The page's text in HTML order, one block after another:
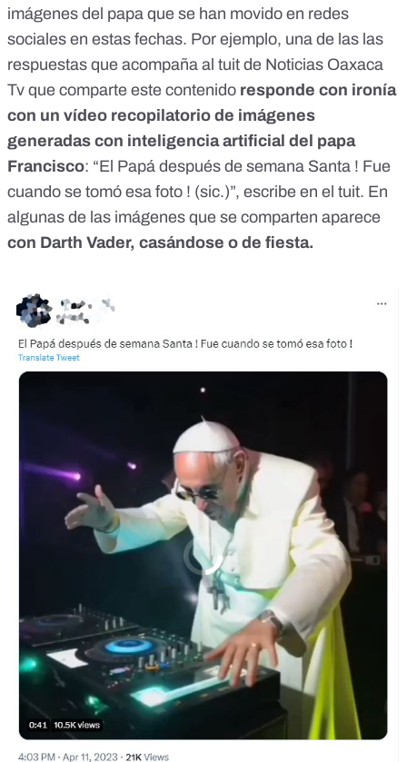
imágenes del papa que se han movido en redes
sociales en estas fechas. Por ejemplo, una de las las
respuestas que acompaña al tuit de Noticias Oaxaca
Tv que comparte este contenido responde con ironía
con un vídeo recopilatorio de imágenes
generadas con inteligencia artificial del papa
Francisco: “El Papá después de semana Santa ! Fue
cuando se tomó esa foto ! (sic.)”, escribe en el tuit. En
algunas de las imágenes que se comparten aparece
con Darth Vader, casándose o de fiesta.